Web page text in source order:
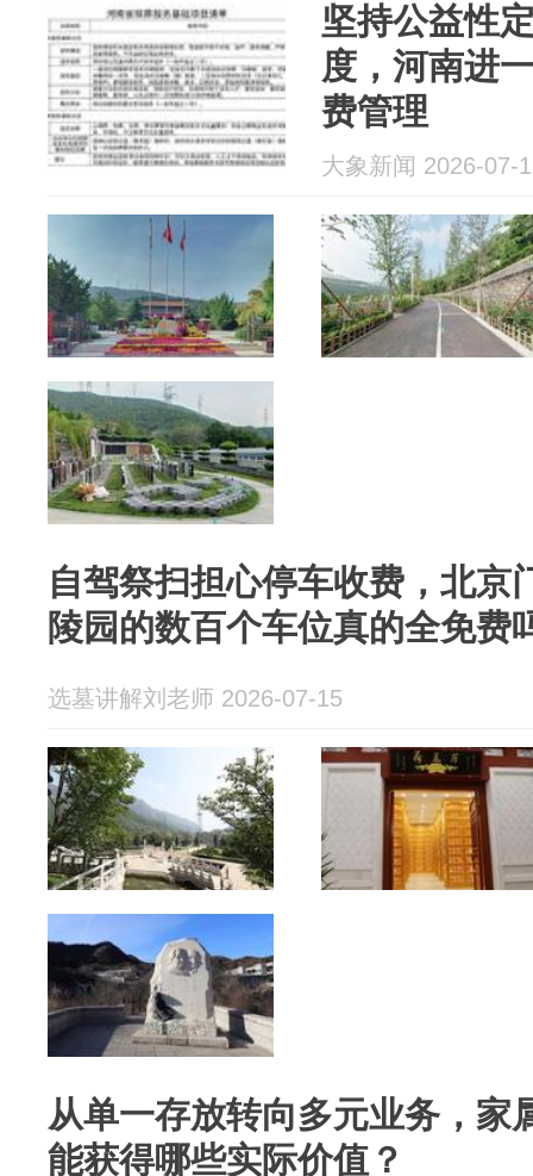
坚持公益性
度，河南进
费管理
大象新闻 2026-07-
自驾祭扫担心停车收费，北京
陵园的数百个车位真的全免费
选墓讲解刘老师 2026-07-15
从单一存放转向多元业务，家
能获得哪些实际价值？